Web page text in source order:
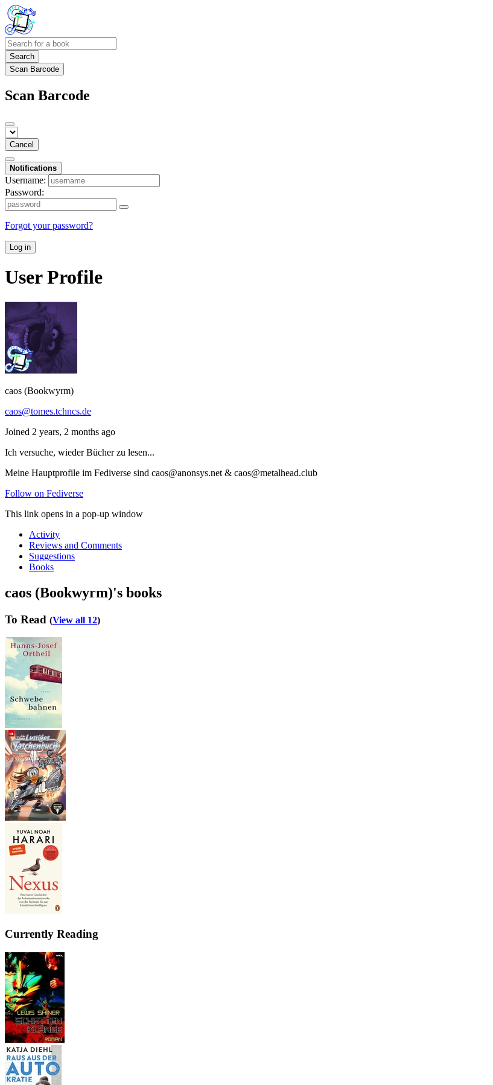
Search
Scan Barcode
Scan Barcode
Cancel
Notifications
Username:
Password:
Forgot your password?
Log in
User Profile
caos (Bookwyrm)
caos@tomes.tchncs.de
Joined 2 years, 2 months ago
Ich versuche, wieder Bücher zu lesen...
Meine Hauptprofile im Fediverse sind caos@anonsys.net & caos@metalhead.club
Follow on Fediverse
This link opens in a pop-up window
Activity
Reviews and Comments
Suggestions
Books
caos (Bookwyrm)'s books
To Read (View all 12)
Currently Reading